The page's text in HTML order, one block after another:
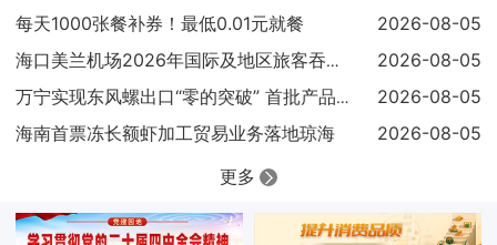
每天1000张餐补券！最低0.01元就餐
2026-08-05
海口美兰机场2026年国际及地区旅客吞吐量已超过100万人次 2026-08-05
万宁实现东风螺出口“零的突破” 首批产品顺利输往马来西亚
2026-08-05
海南首票冻长额虾加工贸易业务落地琼海
2026-08-05
更多